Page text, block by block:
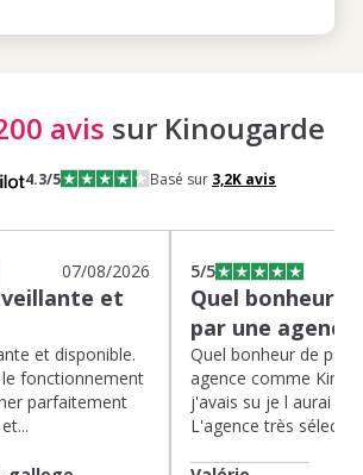
avis sur Kinougarde
4.3/5 Basé sur 3,2Kavis
07/08/2026
et
et disponible.
le fonctionnement
parfaitement
5/5
Quel bonheur
par une
Quel bonheur de
agence comme
j'avais su je l aurai
L'agence très